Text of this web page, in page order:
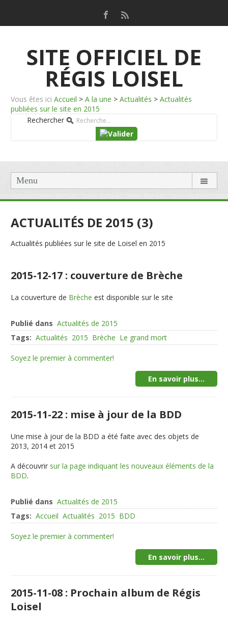
SITE OFFICIEL DE
RÉGIS LOISEL
Vous êtes ici Accueil > A la une > Actualités > Actualités
publiées sur le site en 2015
Rechercher
Menu
ACTUALITÉS DE 2015 (3)
Actualités publiées sur le site de Loisel en 2015
2015-12-17 : couverture de Brèche
La couverture de Brèche est disponible sur le site
Publié dans Actualités de 2015
Tags: Actualités 2015 Brèche Le grand mort
Soyez le premier à commenter!
En savoir plus...
2015-11-22 : mise à jour de la BDD
Une mise à jour de la BDD a été faite avec des objets de
2013, 2014 et 2015
A découvrir sur la page indiquant les nouveaux éléments de la
BDD.
Publié dans Actualités de 2015
Tags: Accueil Actualités 2015 BDD
Soyez le premier à commenter!
En savoir plus...
2015-11-08 : Prochain album de Régis
Loisel